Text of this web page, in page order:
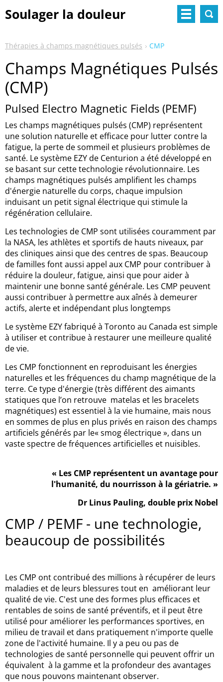
Soulager la douleur
Thérapies à champs magnétiques pulsés CMP
Champs Magnétiques Pulsés
(CMP)
Pulsed Electro Magnetic Fields (PEMF)
Les champs magnétiques pulsés (CMP) représentent
une solution naturelle et efficace pour lutter contre la
fatigue, la perte de sommeil et plusieurs problèmes de
santé. Le système EZY de Centurion a été développé en
se basant sur cette technologie révolutionnaire. Les
champs magnétiques pulsés amplifient les champs
d'énergie naturelle du corps, chaque impulsion
induisant un petit signal électrique qui stimule la
régénération cellulaire.
Les technologies de CMP sont utilisées couramment par
la NASA, les athlètes et sportifs de hauts niveaux, par
des cliniques ainsi que des centres de spas. Beaucoup
de familles font aussi appel aux CMP pour contribuer à
réduire la douleur, fatigue, ainsi que pour aider à
maintenir une bonne santé générale. Les CMP peuvent
aussi contribuer à permettre aux aînés à demeurer
actifs, alerte et indépendant plus longtemps
Le système EZY fabriqué à Toronto au Canada est simple
à utiliser et contribue à restaurer une meilleure qualité
de vie.
Les CMP fonctionnent en reproduisant les énergies
naturelles et les fréquences du champ magnétique de la
terre. Ce type d'énergie (très différent des aimants
statiques que l’on retrouve matelas et les bracelets
magnétiques) est essentiel à la vie humaine, mais nous
en sommes de plus en plus privés en raison des champs
artificiels générés par le« smog électrique », dans un
vaste spectre de fréquences artificielles et nuisibles.
« Les CMP représentent un avantage pour
l'humanité, du nourrisson à la gériatrie. »
Dr Linus Pauling, double prix Nobel
CMP / PEMF - une technologie,
beaucoup de possibilités
Les CMP ont contribué des millions à récupérer de leurs
maladies et de leurs blessures tout en améliorant leur
qualité de vie. C'est une des formes plus efficaces et
rentables de soins de santé préventifs, et il peut être
utilisé pour améliorer les performances sportives, en
milieu de travail et dans pratiquement n'importe quelle
zone de l'activité humaine. Il y a peu ou pas de
technologies de santé personnelle qui peuvent offrir un
équivalent à la gamme et la profondeur des avantages
que nous pouvons maintenant observer.